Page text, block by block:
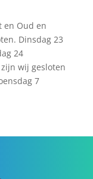
en Oud en
Dinsdag 23
24
wij gesloten
7